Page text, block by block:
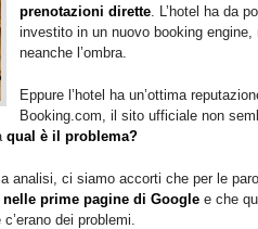
prenotazioni dirette. L’hotel ha da
investito in un nuovo booking
neanche l’ombra.
Eppure l’hotel ha un’ottima
Booking.com, il sito ufficiale non
qual è il problema?
analisi, ci siamo accorti che per le
prime pagine di Google e che
dei problemi.